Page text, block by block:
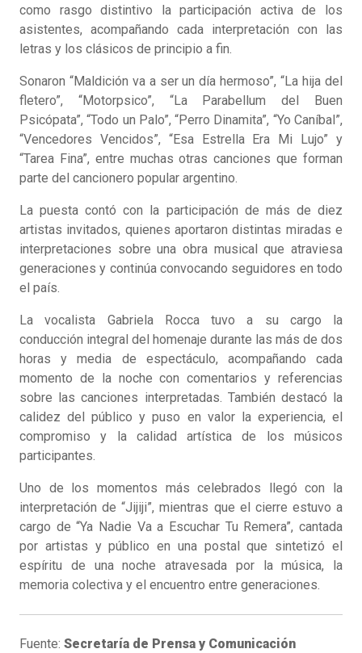
como rasgo distintivo la participación activa de los
asistentes, acompañando cada interpretación con las
letras y los clásicos de principio a fin.
Sonaron “Maldición va a ser un día hermoso”, “La hija del
fletero”, “Motorpsico”, “La Parabellum del Buen
Psicópata”, “Todo un Palo”, “Perro Dinamita”, “Yo Caníbal”,
“Vencedores Vencidos”, “Esa Estrella Era Mi Lujo” y
“Tarea Fina”, entre muchas otras canciones que forman
parte del cancionero popular argentino.
La puesta contó con la participación de más de diez
artistas invitados, quienes aportaron distintas miradas e
interpretaciones sobre una obra musical que atraviesa
generaciones y continúa convocando seguidores en todo
el país.
La vocalista Gabriela Rocca tuvo a su cargo la
conducción integral del homenaje durante las más de dos
horas y media de espectáculo, acompañando cada
momento de la noche con comentarios y referencias
sobre las canciones interpretadas. También destacó la
calidez del público y puso en valor la experiencia, el
compromiso y la calidad artística de los músicos
participantes.
Uno de los momentos más celebrados llegó con la
interpretación de “Jijiji”, mientras que el cierre estuvo a
cargo de “Ya Nadie Va a Escuchar Tu Remera”, cantada
por artistas y público en una postal que sintetizó el
espíritu de una noche atravesada por la música, la
memoria colectiva y el encuentro entre generaciones.
Fuente: Secretaría de Prensa y Comunicación